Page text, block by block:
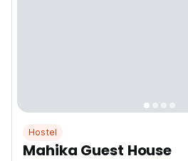
Hostel
Mahika Guest House